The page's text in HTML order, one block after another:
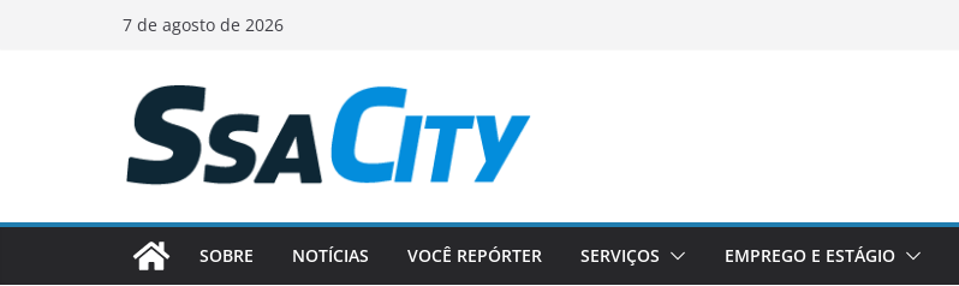
7 de agosto de 2026
SOBRE NOTÍCIAS VOCÊ REPÓRTER SERVIÇOS EMPREGO E ESTÁGIO